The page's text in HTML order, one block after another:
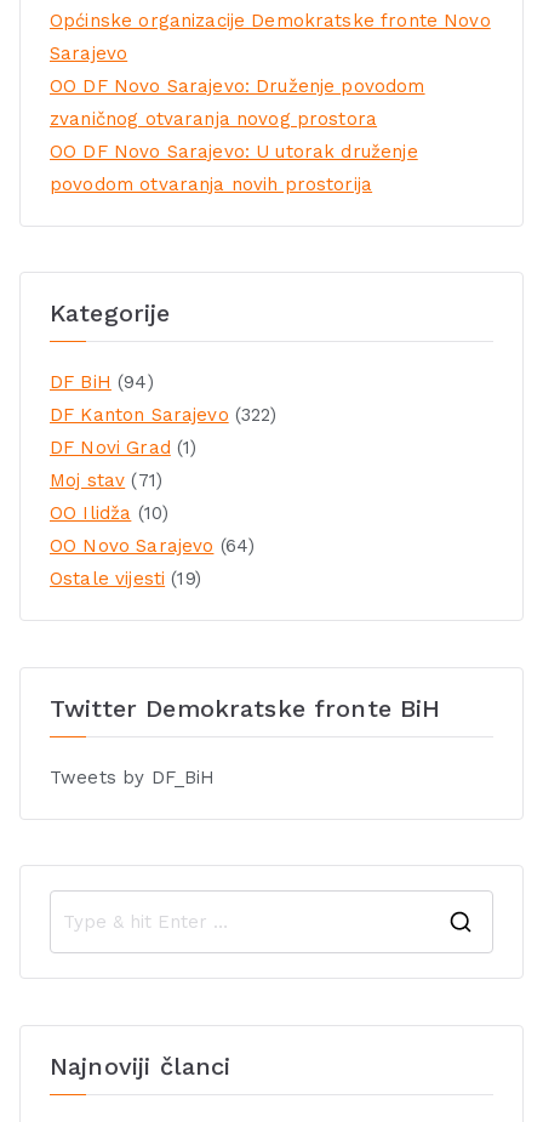
Općinske organizacije Demokratske fronte Novo
Sarajevo
OO DF Novo Sarajevo: Druženje povodom
zvaničnog otvaranja novog prostora
OO DF Novo Sarajevo: U utorak druženje
povodom otvaranja novih prostorija
Kategorije
DF BiH (94)
DF Kanton Sarajevo (322)
DF Novi Grad (1)
Moj stav (71)
OO Ilidža (10)
OO Novo Sarajevo (64)
Ostale vijesti (19)
Twitter Demokratske fronte BiH
Tweets by DF_BiH
Najnoviji članci